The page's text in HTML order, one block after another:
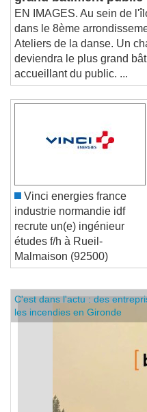
grand bâtiment public
EN IMAGES. Au sein de
dans le 8ème
Ateliers de la danse. Un
deviendra le plus grand
accueillant du public. ...
Vinci energies france
industrie normandie idf
recrute un(e) ingénieur
études f/h à Rueil-
Malmaison (92500)
C'est dans l'actu : des
les incendies en Gironde